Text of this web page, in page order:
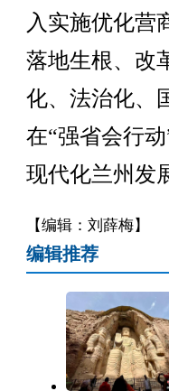
入实施优化营
落地生根、改
化、法治化、
在“强省会行
现代化兰州发
【编辑：刘薛梅】
编辑推荐